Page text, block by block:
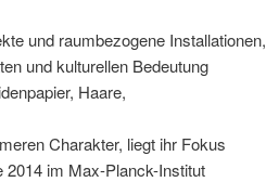
und raumbezogene Installationen,
und kulturellen Bedeutung
Haare,
Charakter, liegt ihr Fokus
2014 im Max-Planck-Institut